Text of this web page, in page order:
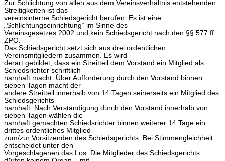
Zur Schlichtung von allen aus dem Vereinsverhältnis entstehenden
Streitigkeiten ist das
vereinsinterne Schiedsgericht berufen. Es ist eine
„Schlichtungseinrichtung“ im Sinne des
Vereinsgesetzes 2002 und kein Schiedsgericht nach den §§ 577 ff
ZPO.
Das Schiedsgericht setzt sich aus drei ordentlichen
Vereinsmitgliedern zusammen. Es wird
derart gebildet, dass ein Streitteil dem Vorstand ein Mitglied als
Schiedsrichter schriftlich
namhaft macht. Über Aufforderung durch den Vorstand binnen
sieben Tagen macht der
andere Streitteil innerhalb von 14 Tagen seinerseits ein Mitglied des
Schiedsgerichts
namhaft. Nach Verständigung durch den Vorstand innerhalb von
sieben Tagen wählen die
namhaft gemachten Schiedsrichter binnen weiterer 14 Tage ein
drittes ordentliches Mitglied
zum/zur Vorsitzenden des Schiedsgerichts. Bei Stimmengleichheit
entscheidet unter den
Vorgeschlagenen das Los. Die Mitglieder des Schiedsgerichts